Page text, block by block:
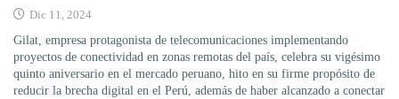
Dic 11, 2024
Gilat, empresa protagonista de telecomunicaciones implementando
proyectos de conectividad en zonas remotas del país, celebra su vigésimo
quinto aniversario en el mercado peruano, hito en su firme propósito de
reducir la brecha digital en el Perú, además de haber alcanzado a conectar